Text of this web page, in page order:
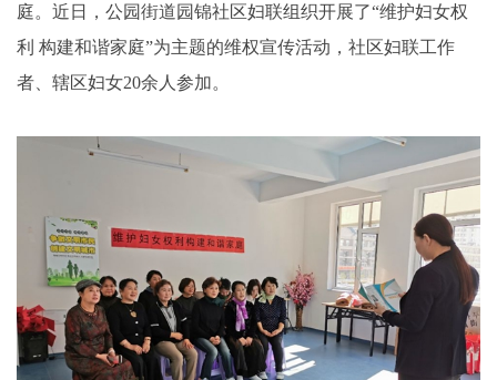
庭。近日，公园街道园锦社区妇联组织开展了“维护妇女权
利 构建和谐家庭”为主题的维权宣传活动，社区妇联工作
者、辖区妇女20余人参加。